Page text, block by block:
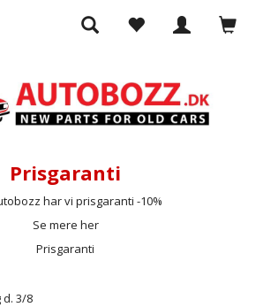
Prisgaranti
har vi prisgaranti -10%
Se mere her
Prisgaranti
d. 3/8